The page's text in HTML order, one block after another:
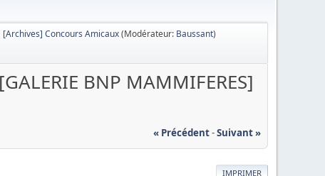
[Archives] Concours Amicaux(Modérateur: Baussant)
BNP MAMMIFERES]
« Précédent-Suivant »
IMPRIMER